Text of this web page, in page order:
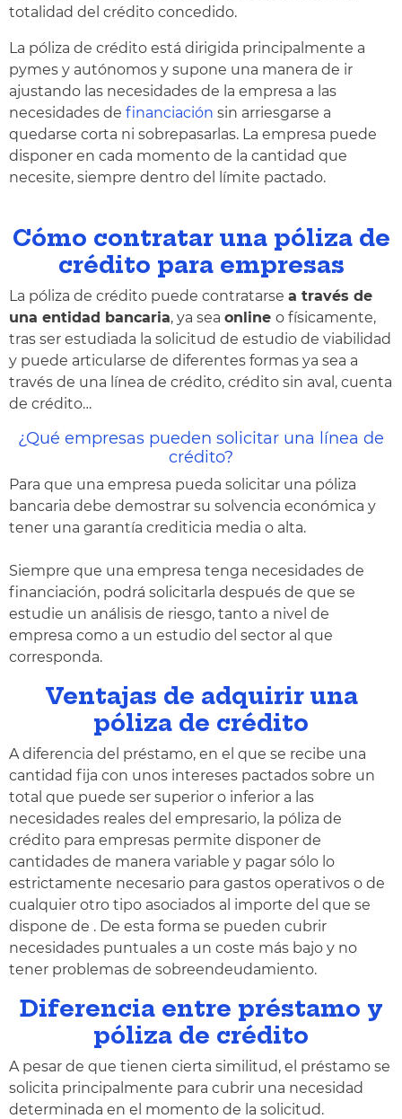
totalidad del crédito concedido.
La póliza de crédito está dirigida principalmente a
pymes y autónomos y supone una manera de ir
ajustando las necesidades de la empresa a las
necesidades de financiación sin arriesgarse a
quedarse corta ni sobrepasarlas. La empresa puede
disponer en cada momento de la cantidad que
necesite, siempre dentro del límite pactado.
Cómo contratar una póliza de
crédito para empresas
La póliza de crédito puede contratarse a través de
una entidad bancaria, ya sea online o físicamente,
tras ser estudiada la solicitud de estudio de viabilidad
y puede articularse de diferentes formas ya sea a
través de una línea de crédito, crédito sin aval, cuenta
de crédito…
¿Qué empresas pueden solicitar una línea de
crédito?
Para que una empresa pueda solicitar una póliza
bancaria debe demostrar su solvencia económica y
tener una garantía crediticia media o alta.
Siempre que una empresa tenga necesidades de
financiación, podrá solicitarla después de que se
estudie un análisis de riesgo, tanto a nivel de
empresa como a un estudio del sector al que
corresponda.
Ventajas de adquirir una
póliza de crédito
A diferencia del préstamo, en el que se recibe una
cantidad fija con unos intereses pactados sobre un
total que puede ser superior o inferior a las
necesidades reales del empresario, la póliza de
crédito para empresas permite disponer de
cantidades de manera variable y pagar sólo lo
estrictamente necesario para gastos operativos o de
cualquier otro tipo asociados al importe del que se
dispone de . De esta forma se pueden cubrir
necesidades puntuales a un coste más bajo y no
tener problemas de sobreendeudamiento.
Diferencia entre préstamo y
póliza de crédito
A pesar de que tienen cierta similitud, el préstamo se
solicita principalmente para cubrir una necesidad
determinada en el momento de la solicitud.